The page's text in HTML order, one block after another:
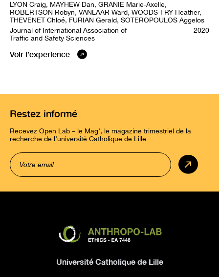
LYON Craig, MAYHEW Dan, GRANIE Marie-Axelle,
ROBERTSON Robyn, VANLAAR Ward, WOODS-FRY Heather,
THEVENET Chloé, FURIAN Gerald, SOTEROPOULOS Aggelos
Journal of International Association of
Traffic and Safety Sciences
2020
Voir l’experience
Restez informé
Recevez Open Lab – le Mag’, le magazine trimestriel de la
recherche de l’université Catholique de Lille
Université Catholique de Lille